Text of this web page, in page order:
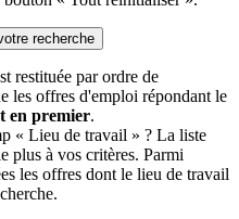
recherche
restituée par ordre de
les offres d'emploi répondant le
en premier.
« Lieu de travail » ? La liste
plus à vos critères. Parmi
les offres dont le lieu de travail